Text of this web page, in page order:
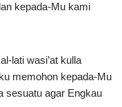
kepada-Mu kami
lati wasi’at kulla
memohon kepada-Mu
sesuatu agar Engkau